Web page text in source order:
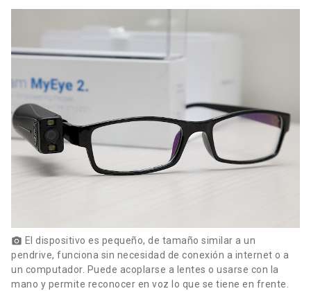
photo_camera El dispositivo es pequeño, de tamaño similar a un
pendrive, funciona sin necesidad de conexión a internet o a
un computador. Puede acoplarse a lentes o usarse con la
mano y permite reconocer en voz lo que se tiene en frente.